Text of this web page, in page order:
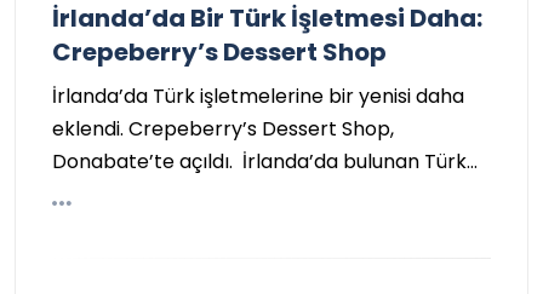
İrlanda’da Bir Türk İşletmesi Daha:
Crepeberry’s Dessert Shop
İrlanda’da Türk işletmelerine bir yenisi daha
eklendi. Crepeberry’s Dessert Shop,
Donabate’te açıldı. İrlanda’da bulunan Türk…